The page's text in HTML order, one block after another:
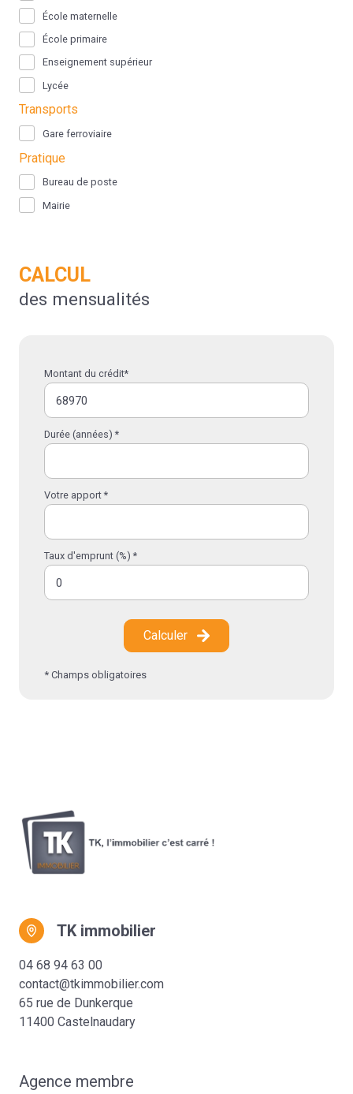
École maternelle
École primaire
Enseignement supérieur
Lycée
Transports
Gare ferroviaire
Pratique
Bureau de poste
Mairie
CALCUL
des mensualités
Montant du crédit*
Durée (années) *
Votre apport *
Taux d'emprunt (%) *
Calculer
* Champs obligatoires
TK immobilier
04 68 94 63 00
contact@tkimmobilier.com
65 rue de Dunkerque
11400 Castelnaudary
Agence membre